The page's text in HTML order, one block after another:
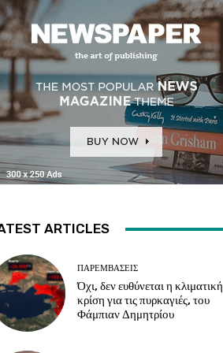
ARTICLES
ΠΑΡΕΜΒΑΣΕΙΣ
Όχι, δεν ευθύνεται η κλιματική
κρίση για τις πυρκαγιές, του
Φάμπιαν Δημητρίου